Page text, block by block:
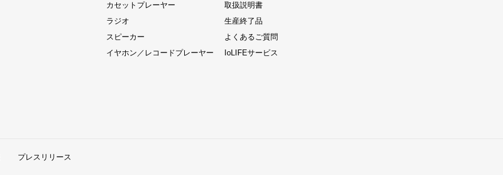
カセットプレーヤー
ラジオ
スピーカー
イヤホン／レコードプレーヤー
取扱説明書
生産終了品
よくあるご質問
IoLIFEサービス
プレスリリース